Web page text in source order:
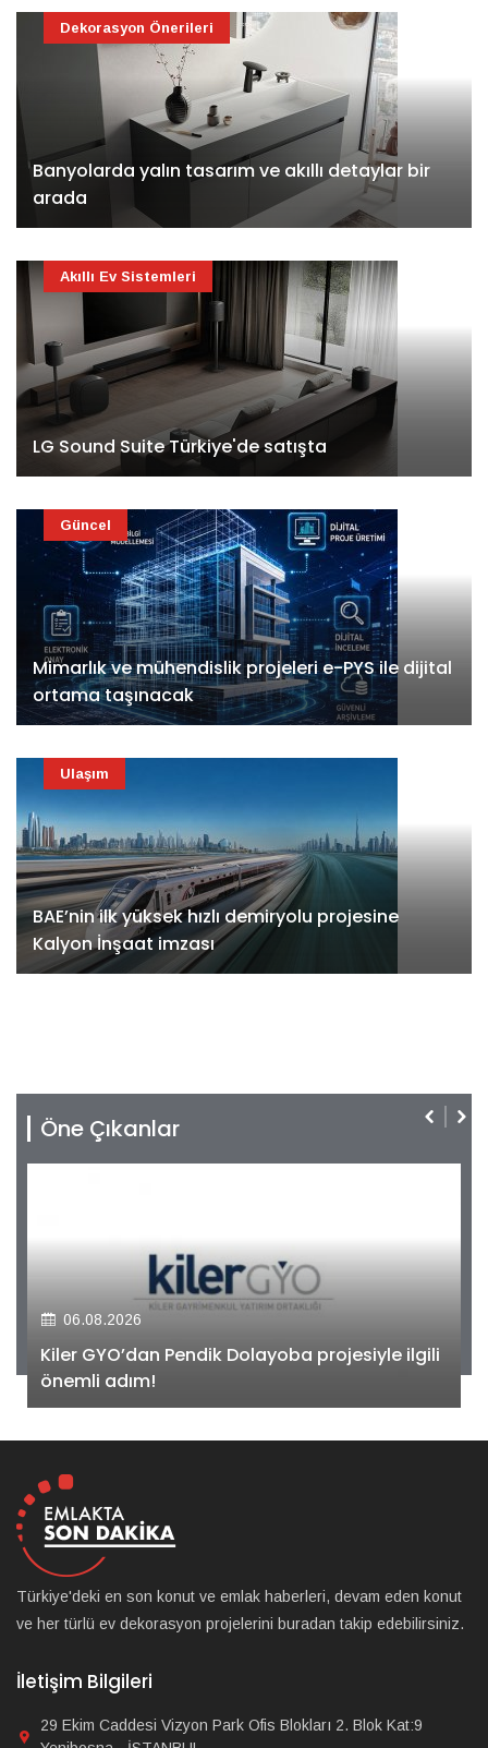
Banyolarda yalın tasarım ve akıllı detaylar bir
arada
Dekorasyon Önerileri
LG Sound Suite Türkiye'de satışta
Akıllı Ev Sistemleri
Mimarlık ve mühendislik projeleri e-PYS ile dijital
ortama taşınacak
Güncel
BAE’nin ilk yüksek hızlı demiryolu projesine
Kalyon İnşaat imzası
Ulaşım
Öne Çıkanlar
06.08.2026
Kiler GYO’dan Pendik Dolayoba projesiyle ilgili
önemli adım!
Türkiye'deki en son konut ve emlak haberleri, devam eden konut
ve her türlü ev dekorasyon projelerini buradan takip edebilirsiniz.
İletişim Bilgileri
29 Ekim Caddesi Vizyon Park Ofis Blokları 2. Blok Kat:9